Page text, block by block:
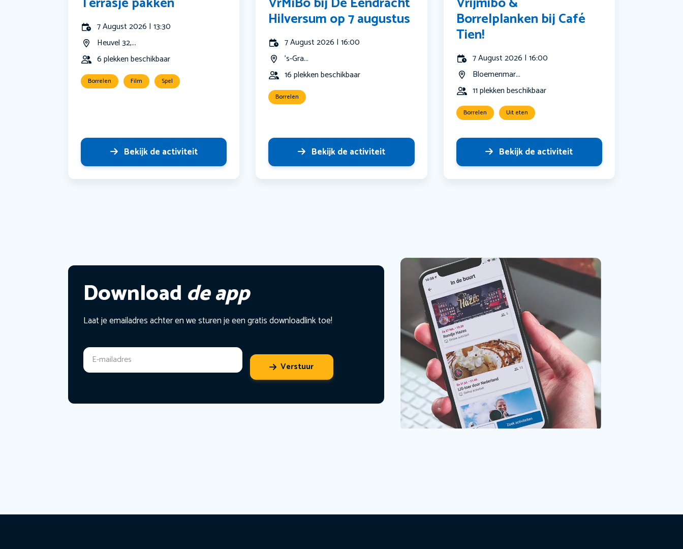
7 August 2026 | 13:30
Heuvel 32,...
6 plekken beschikbaar
Borrelen Film Spel
Bekijk de activiteit
Hilversum op 7 augustus
7 August 2026 | 16:00
's-Gra...
16 plekken beschikbaar
Borrelen
Bekijk de activiteit
Borrelplanken bij Café
Tien!
7 August 2026 | 16:00
Bloemenmar...
11 plekken beschikbaar
Borrelen Uit eten
Bekijk de activiteit
Download de app
Laat je emailadres achter en we sturen je een gratis downloadlink toe!
Verstuur